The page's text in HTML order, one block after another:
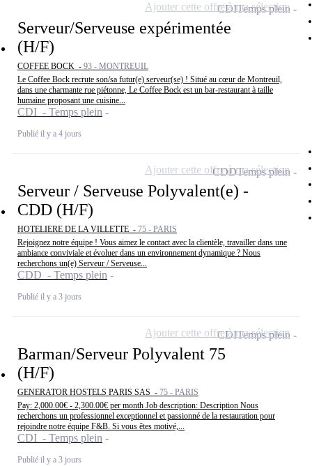
Serveur/Serveuse expérimentée
(H/F)
COFFEE BOCK - 93 - MONTREUIL
Le Coffee Bock recrute son/sa futur(e) serveur(se) ! Situé au cœur de Montreuil,
dans une charmante rue piétonne, Le Coffee Bock est un bar-restaurant à taille
humaine proposant une cuisine...
CDI - Temps plein
Publié il y a 4 jours
CDITemps plein
Ajouter cette offre à ma sélection
Serveur / Serveuse Polyvalent(e) -
CDD (H/F)
HOTELIERE DE LA VILLETTE - 75 - PARIS
Rejoignez notre équipe ! Vous aimez le contact avec la clientèle, travailler dans une
ambiance conviviale et évoluer dans un environnement dynamique ? Nous
recherchons un(e) Serveur / Serveuse...
CDD - Temps plein
Publié il y a 3 jours
CDDTemps plein
Ajouter cette offre à ma sélection
Barman/Serveur Polyvalent 75
(H/F)
GENERATOR HOSTELS PARIS SAS - 75 - PARIS
Pay: 2,000.00€ - 2,300.00€ per month Job description: Description Nous
recherchons un professionnel exceptionnel et passionné de la restauration pour
rejoindre notre équipe F&B. Si vous êtes motivé,...
CDI - Temps plein
Publié il y a 3 jours
CDITemps plein
Ajouter cette offre à ma sélection